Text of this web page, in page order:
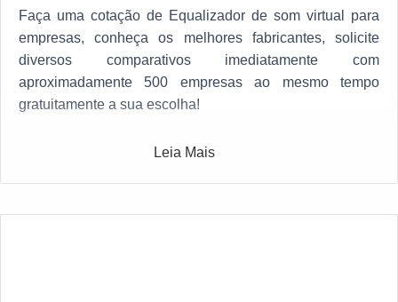
Faça uma cotação de Equalizador de som virtual para
empresas, conheça os melhores fabricantes, solicite
diversos comparativos imediatamente com
aproximadamente 500 empresas ao mesmo tempo
gratuitamente a sua escolha!
Leia Mais